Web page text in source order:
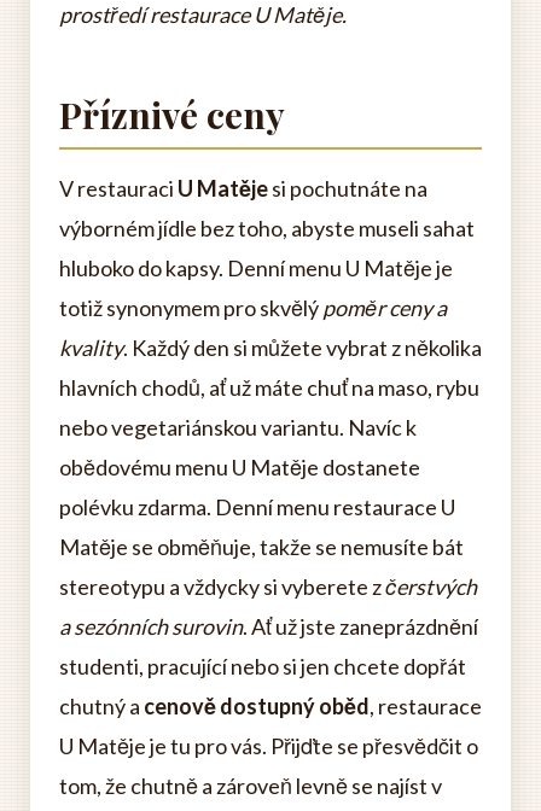
prostředí restaurace U Matěje.
Příznivé ceny
V restauraci U Matějesi pochutnáte na
výborném jídle bez toho, abyste museli sahat
hluboko do kapsy. Denní menu U Matěje je
totiž synonymem pro skvělýpoměr ceny a
kvality. Každý den si můžete vybrat z několika
hlavních chodů, ať už máte chuť na maso, rybu
nebo vegetariánskou variantu. Navíc k
obědovému menu U Matěje dostanete
polévku zdarma. Denní menu restaurace U
Matěje se obměňuje, takže se nemusíte bát
stereotypu a vždycky si vyberete zčerstvých
a sezónních surovin. Ať už jste zaneprázdnění
studenti, pracující nebo si jen chcete dopřát
chutný a cenově dostupný oběd, restaurace
U Matěje je tu pro vás. Přijďte se přesvědčit o
tom, že chutně a zároveň levně se najíst v